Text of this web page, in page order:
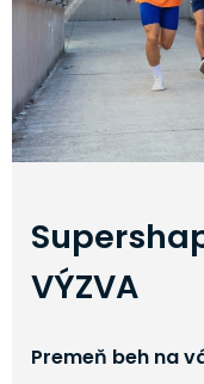
VÝZVA
Premeň beh na